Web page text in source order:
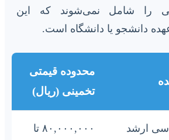
را شامل نمی‌شوند که این
دانشجو یا دانشگاه است.
محدوده قیمتی
تخمینی (ریال)
ارشد
۸۰,۰۰۰,۰۰۰ تا